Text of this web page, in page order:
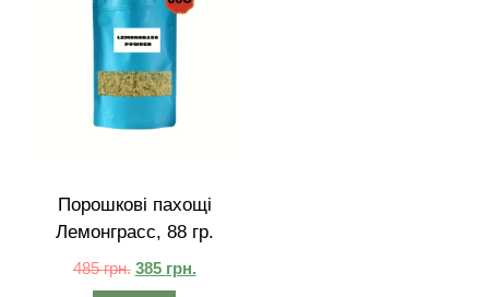
Порошкові пахощі
Лемонграсс, 88 гр.
485грн. 385 грн.